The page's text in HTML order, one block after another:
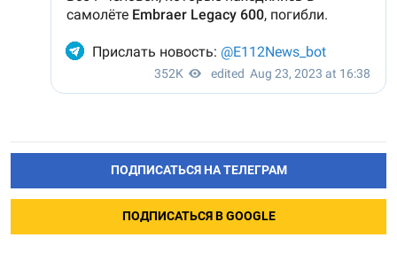
ПОДПИСАТЬСЯ НА ТЕЛЕГРАМ
ПОДПИСАТЬСЯ В GOOGLE